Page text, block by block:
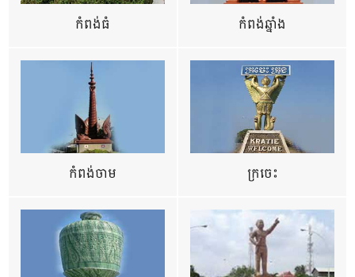
កំពង់ធំ កំពង់ឆ្នាំង
កំពង់ចាម ក្រចេះ